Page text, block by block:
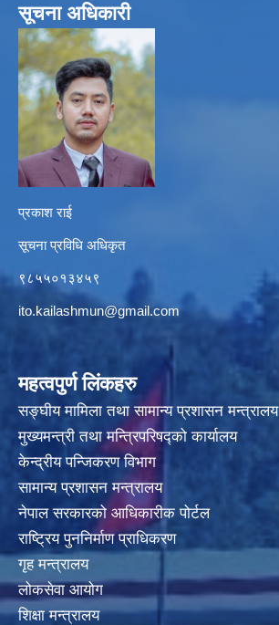
सूचना अधिकारी
प्रकाश राई
सूचना प्रविधि अधिकृत
९८५५०१३४५९
ito.kailashmun@gmail.com
महत्वपुर्ण लिंकहरु
सङ्घीय मामिला तथा सामान्य प्रशासन मन्त्रालय
मुख्यमन्त्री तथा मन्त्रिपरिषद्‍को कार्यालय
केन्द्रीय पन्जिकरण विभाग
सामान्य प्रशासन मन्त्रालय
नेपाल सरकारको आधिकारीक पोर्टल
राष्ट्रिय पुननिर्माण प्राधिकरण
गृह मन्त्रालय
लोकसेवा आयोग
शिक्षा मन्त्रालय